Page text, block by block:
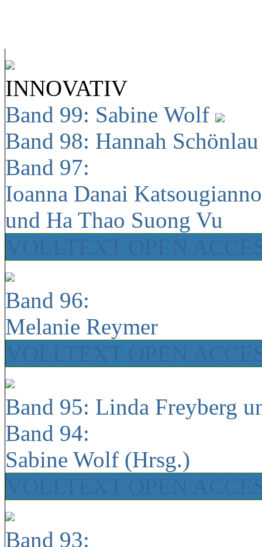
INNOVATIV
Band 99: Sabine Wolf
Band 98: Hannah
Band 97:
Ioanna Danai
und Ha Thao Suong Vu
Band 96:
Melanie Reymer
Band 95: Linda Freyberg
Band 94:
Sabine Wolf (Hrsg.)
Band 93: